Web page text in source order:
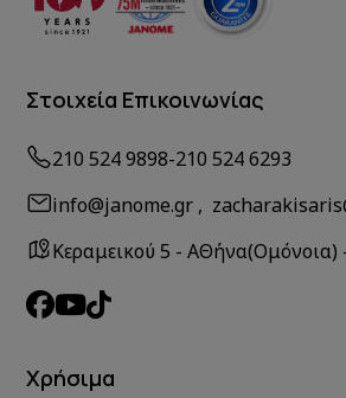
Στοιχεία Επικοινωνίας
210 524 9898-210 524 6293
info@janome.gr ,
Κεραμεικού 5 - ΑΘήνα(Ομόνοια)
Χρήσιμα